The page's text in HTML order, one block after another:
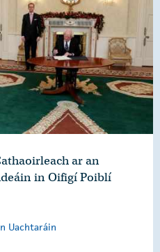
ar an
in Oifigí Poiblí
Uachtaráin